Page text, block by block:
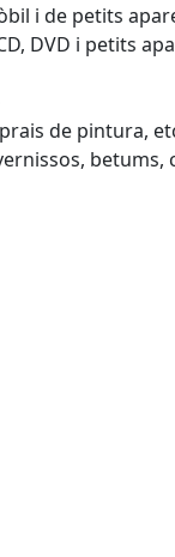
i de petits
DVD i petits
de pintura,
betums,